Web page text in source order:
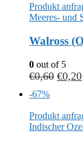
Produkt
Meeres- und
Walross
0 out of 5
€0,60 €0,20
-67%
Produkt
Indischer